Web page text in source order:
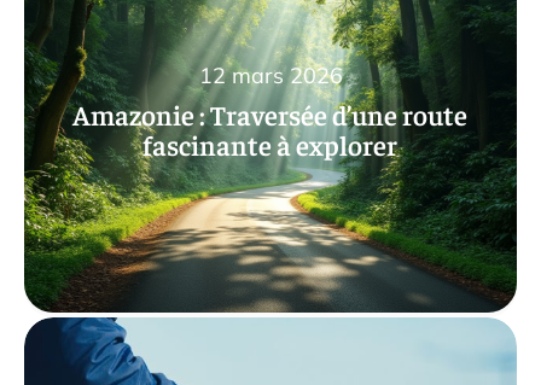
Amazonie : Traversée d’une route
fascinante à explorer
12 mars 2026